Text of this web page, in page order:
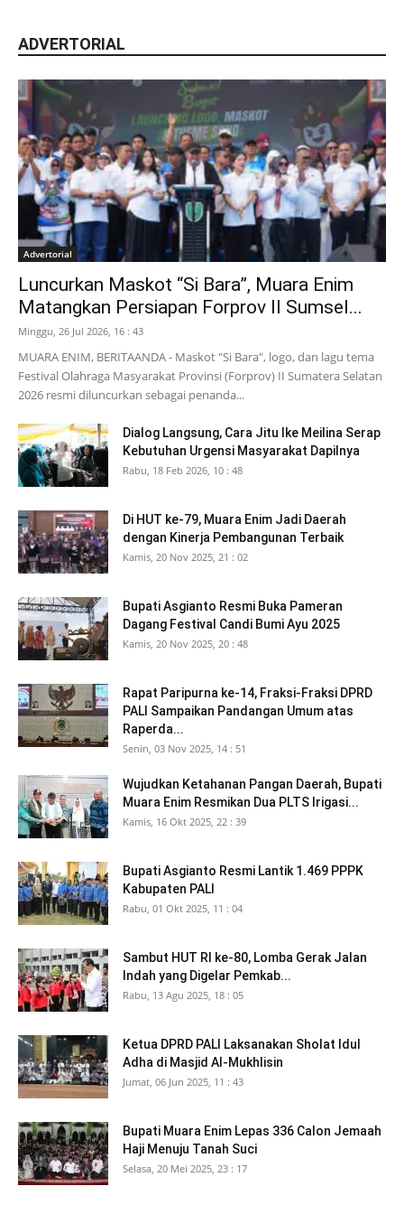
ADVERTORIAL
Advertorial
Luncurkan Maskot “Si Bara”, Muara Enim
Matangkan Persiapan Forprov II Sumsel...
Minggu, 26 Jul 2026, 16 : 43
MUARA ENIM, BERITAANDA - Maskot "Si Bara", logo, dan lagu tema
Festival Olahraga Masyarakat Provinsi (Forprov) II Sumatera Selatan
2026 resmi diluncurkan sebagai penanda...
Dialog Langsung, Cara Jitu Ike Meilina Serap
Kebutuhan Urgensi Masyarakat Dapilnya
Rabu, 18 Feb 2026, 10 : 48
Di HUT ke-79, Muara Enim Jadi Daerah
dengan Kinerja Pembangunan Terbaik
Kamis, 20 Nov 2025, 21 : 02
Bupati Asgianto Resmi Buka Pameran
Dagang Festival Candi Bumi Ayu 2025
Kamis, 20 Nov 2025, 20 : 48
Rapat Paripurna ke-14, Fraksi-Fraksi DPRD
PALI Sampaikan Pandangan Umum atas
Raperda...
Senin, 03 Nov 2025, 14 : 51
Wujudkan Ketahanan Pangan Daerah, Bupati
Muara Enim Resmikan Dua PLTS Irigasi...
Kamis, 16 Okt 2025, 22 : 39
Bupati Asgianto Resmi Lantik 1.469 PPPK
Kabupaten PALI
Rabu, 01 Okt 2025, 11 : 04
Sambut HUT RI ke-80, Lomba Gerak Jalan
Indah yang Digelar Pemkab...
Rabu, 13 Agu 2025, 18 : 05
Ketua DPRD PALI Laksanakan Sholat Idul
Adha di Masjid Al-Mukhlisin
Jumat, 06 Jun 2025, 11 : 43
Bupati Muara Enim Lepas 336 Calon Jemaah
Haji Menuju Tanah Suci
Selasa, 20 Mei 2025, 23 : 17